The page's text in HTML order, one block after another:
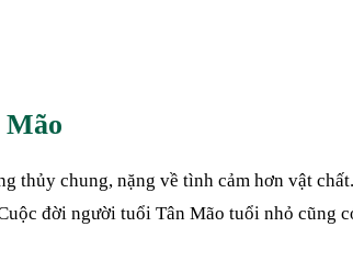
thủy chung, nặng về tình cảm hơn vật
đời người tuổi Tân Mão tuổi nhỏ cũng